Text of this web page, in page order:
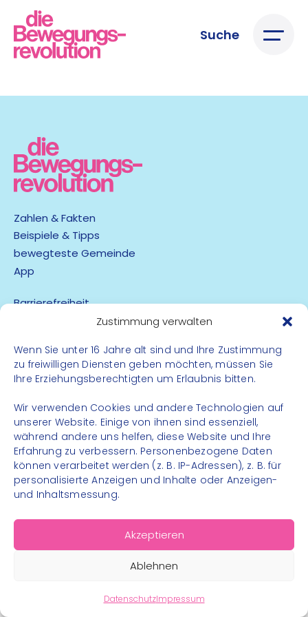
Zustimmung verwalten
Wenn Sie unter 16 Jahre alt sind und Ihre Zustimmung
zu freiwilligen Diensten geben möchten, müssen Sie
Ihre Erziehungsberechtigten um Erlaubnis bitten.
Wir verwenden Cookies und andere Technologien auf
unserer Website. Einige von ihnen sind essenziell,
während andere uns helfen, diese Website und Ihre
Erfahrung zu verbessern. Personenbezogene Daten
können verarbeitet werden (z. B. IP-Adressen), z. B. für
personalisierte Anzeigen und Inhalte oder Anzeigen-
und Inhaltsmessung.
Akzeptieren
Ablehnen
DatenschutzImpressum
Suche
Zahlen & Fakten
Beispiele & Tipps
bewegteste Gemeinde
App
Barrierefreiheit
Kontakt
Instagram
Facebook
© 2026 – Bewegungsland Steiermark gGmbH - Alle